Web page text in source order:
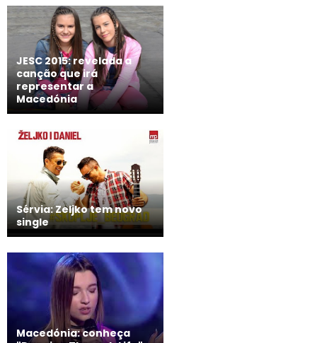
JESC 2015: revelada a
canção que irá
representar a
Macedónia
Sérvia: Zeljko tem novo
single
Macedónia: conheça